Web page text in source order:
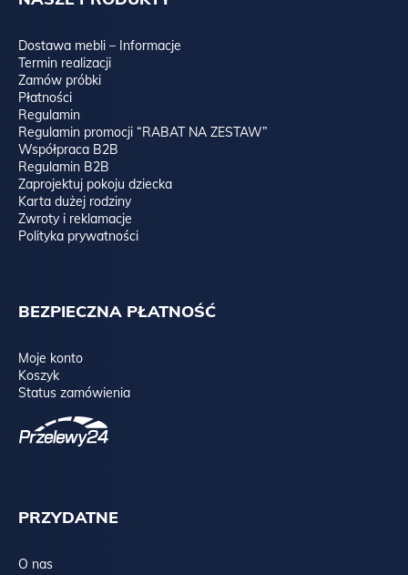
Dostawa mebli – Informacje
Termin realizacji
Zamów próbki
Płatności
Regulamin
Regulamin promocji “RABAT NA ZESTAW”
Współpraca B2B
Regulamin B2B
Zaprojektuj pokoju dziecka
Karta dużej rodziny
Zwroty i reklamacje
Polityka prywatności
BEZPIECZNA PŁATNOŚĆ
Moje konto
Koszyk
Status zamówienia
PRZYDATNE
O nas